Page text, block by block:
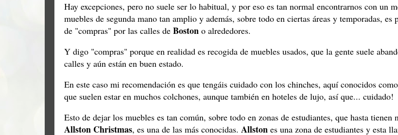
Hay excepciones, pero no suele ser lo habitual, y por eso es tan normal encontrarnos con un
muebles de segunda mano tan amplio y además, sobre todo en ciertas áreas y temporadas, es
de "compras" por las calles de Boston o alrededores.
Y digo "compras" porque en realidad es recogida de muebles usados, que la gente suele
calles y aún están en buen estado.
En este caso mi recomendación es que tengáis cuidado con los chinches, aquí conocidos
que suelen estar en muchos colchones, aunque también en hoteles de lujo, así que... cuidado!
Esto de dejar los muebles es tan común, sobre todo en zonas de estudiantes, que hasta tienen
Allston Christmas, es una de las más conocidas. Allston es una zona de estudiantes y esta